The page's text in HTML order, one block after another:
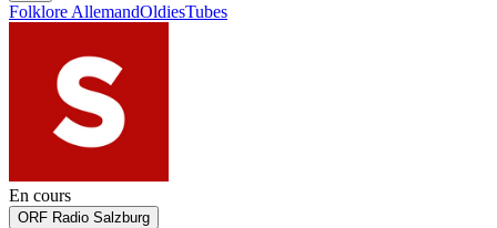
Folklore AllemandOldiesTubes
En cours
ORF Radio Salzburg